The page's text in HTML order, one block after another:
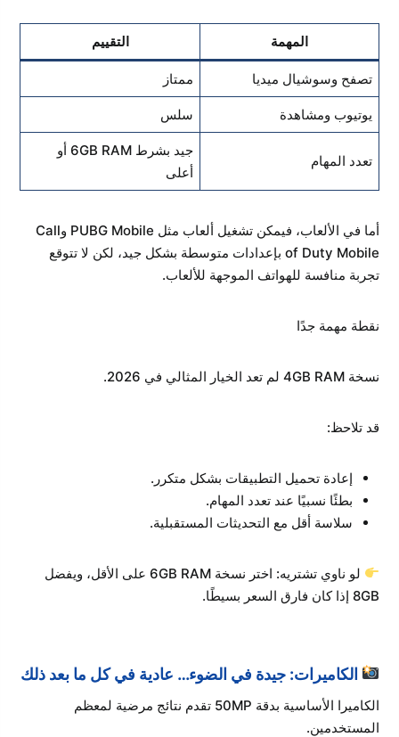
المهمة التقييم
تصفح وسوشيال ميديا ممتاز
يوتيوب ومشاهدة سلس
تعدد المهام
جيد بشرط 6GB RAM أو
أعلى
أما في الألعاب، فيمكن تشغيل ألعاب مثل PUBG Mobile وCall
of Duty Mobile بإعدادات متوسطة بشكل جيد، لكن لا تتوقع
تجربة منافسة للهواتف الموجهة للألعاب.
نقطة مهمة جدًا
نسخة 4GB RAM لم تعد الخيار المثالي في 2026.
قد تلاحظ:
إعادة تحميل التطبيقات بشكل متكرر.
بطئًا نسبيًا عند تعدد المهام.
سلاسة أقل مع التحديثات المستقبلية.
لو ناوي تشتريه: اختر نسخة 6GB RAM على الأقل، ويفضل
8GB إذا كان فارق السعر بسيطًا.
الكاميرات: جيدة في الضوء… عادية في كل ما بعد ذلك
الكاميرا الأساسية بدقة 50MP تقدم نتائج مرضية لمعظم
المستخدمين.